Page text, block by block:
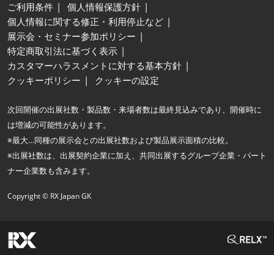
ご利用条件
個人情報保護方針
個人情報に関する修正・利用停止など
展示会・セミナー参加ポリシー
特定商取引法に基づく表示
カスタマーハラスメントに対する基本方針
クッキーポリシー
クッキーの設定
次回開催の出展社数・製品数・来場者数は最終見込みであり、開催時に
は増減の可能性があります。
※最大…同種の展示会との出展社数および製品展示面積の比較。
※出展社数は、出展契約企業に加え、共同出展するグループ企業・パート
ナー企業数も含みます。
Copyright © RX Japan GK